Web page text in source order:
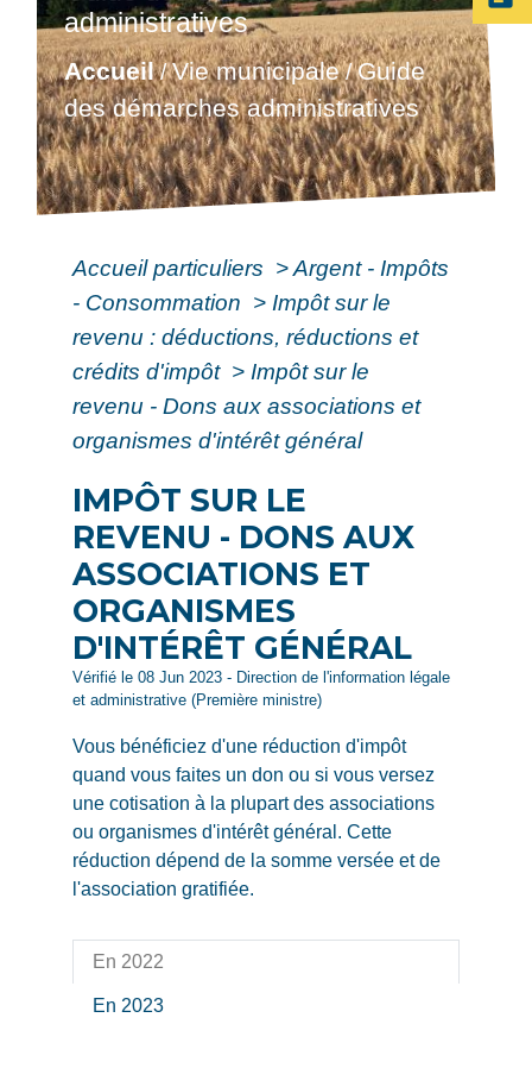
administratives
Accueil/Vie municipale/Guide
des démarches administratives
Accueil particuliers >Argent - Impôts
- Consommation > Impôt sur le
revenu : déductions, réductions et
crédits d'impôt > Impôt sur le
revenu - Dons aux associations et
organismes d'intérêt général
IMPÔT SUR LE
REVENU - DONS AUX
ASSOCIATIONS ET
ORGANISMES
D'INTÉRÊT GÉNÉRAL
Vérifié le 08 Jun 2023 - Direction de l'information légale
et administrative (Première ministre)
Vous bénéficiez d'une réduction d'impôt
quand vous faites un don ou si vous versez
une cotisation à la plupart des associations
ou organismes d'intérêt général. Cette
réduction dépend de la somme versée et de
l'association gratifiée.
En 2022
En 2023